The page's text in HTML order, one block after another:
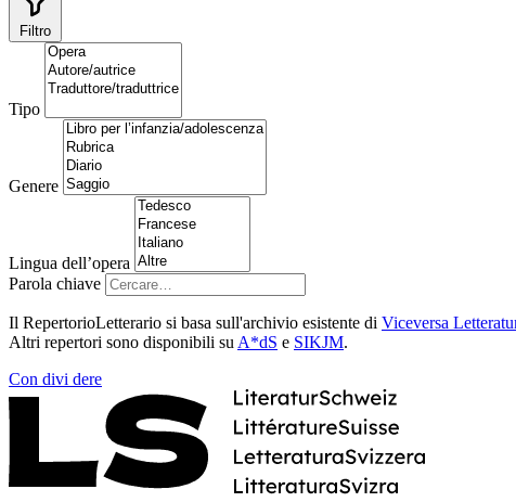
Filtro
Tipo
Genere
Lingua dell’opera
Parola chiave
Il RepertorioLetterario si basa sull'archivio esistente di Viceversa
Altri repertori sono disponibili su A*dS e SIKJM.
Con divi dere